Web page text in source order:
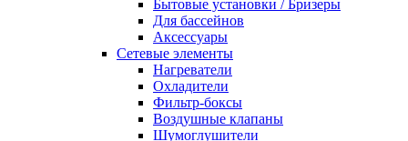
Бытовые установки / Бризеры
Для бассейнов
Аксессуары
Сетевые элементы
Нагреватели
Охладители
Фильтр-боксы
Воздушные клапаны
Шумоглушители